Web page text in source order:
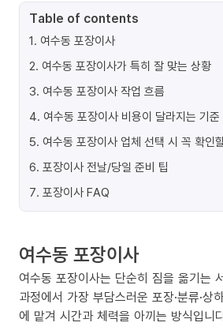
Table of contents
1. 여수동 포장이사
2. 여수동 포장이사가 특히 잘 맞는 상황
3. 여수동 포장이사 작업 흐름
4. 여수동 포장이사 비용이 달라지는 기준
5. 여수동 포장이사 업체 선택 시 꼭 확인
6. 포장이사 전날/당일 준비 팁
7. 포장이사 FAQ
여수동 포장이사
여수동 포장이사는 단순히 짐을 옮기는
과정에서 가장 부담스러운 포장·분류·상
에 맡겨 시간과 체력을 아끼는 방식입니